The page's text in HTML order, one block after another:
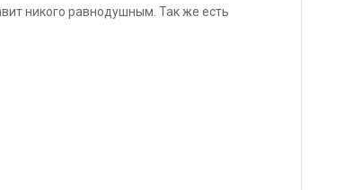
никого равнодушным. Так же есть